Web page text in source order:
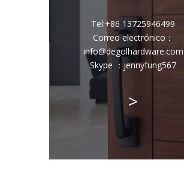
Tel:+86 13725946499
Correo electrónico ：
info@degolhardware.com
Skype ：jennyfung567
>